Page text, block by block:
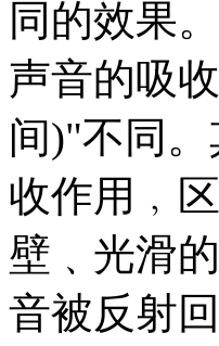
同的效果
声音的吸
间)"不同
收作用﹐
壁﹑光滑
音被反射